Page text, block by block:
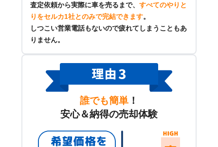
査定依頼から実際に車を売るまで、 すべてのやりと
りをセルカ1社とのみで完結できます。
しつこい営業電話もないので疲れてしまうこともあ
りません。
誰でも簡単 ！
安心＆納得の売却体験